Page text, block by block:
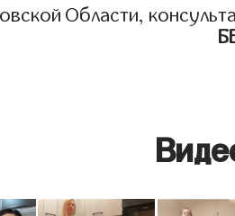
Области,